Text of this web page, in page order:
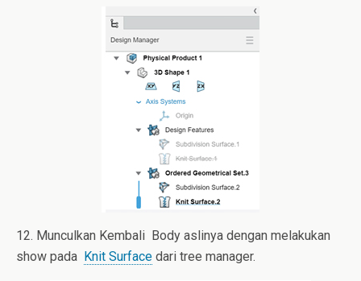
12. Munculkan Kembali Body aslinya dengan melakukan
show pada Knit Surface dari tree manager.